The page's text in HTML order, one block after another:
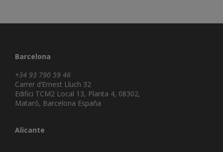
Barcelona
+34 93 790 59 46
Carrer d’Ernest Lluch 32
Edifici TCM2 Local 13, Planta 4, 08302,
Mataró, Barcelona España
Alicante